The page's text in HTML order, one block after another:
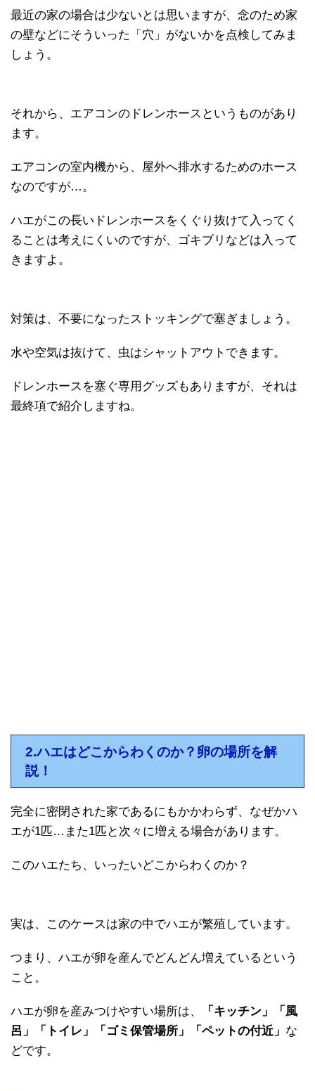
最近の家の場合は少ないとは思いますが、念のため家
の壁などにそういった「穴」がないかを点検してみま
しょう。
それから、エアコンのドレンホースというものがあり
ます。
エアコンの室内機から、屋外へ排水するためのホース
なのですが…。
ハエがこの長いドレンホースをくぐり抜けて入ってく
ることは考えにくいのですが、ゴキブリなどは入って
きますよ。
対策は、不要になったストッキングで塞ぎましょう。
水や空気は抜けて、虫はシャットアウトできます。
ドレンホースを塞ぐ専用グッズもありますが、それは
最終項で紹介しますね。
2.ハエはどこからわくのか？卵の場所を解
説！
完全に密閉された家であるにもかかわらず、なぜかハ
エが1匹…また1匹と次々に増える場合があります。
このハエたち、いったいどこからわくのか？
実は、このケースは家の中でハエが繁殖しています。
つまり、ハエが卵を産んでどんどん増えているという
こと。
ハエが卵を産みつけやすい場所は、
「キッチン」「風
呂」「トイレ」「ゴミ保管場所」「ペットの付近」 な
どです。